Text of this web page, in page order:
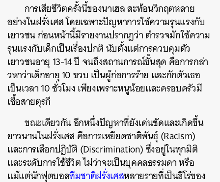
การเสียชีวิตครั้งนี้ของนาเฮล สะท้อนวิกฤตหลาย
อย่างในฝรั่งเศส โดยเฉพาะปัญหาการใช้ความรุนแรงกับ
เยาวชน ก่อนหน้านี้มีรายงานปรากฏว่า ตำรวจมักใช้ความ
รุนแรงกับเด็กเป็นเรื่องปกติ นับตั้งแต่การควบคุมตัว
เยาวชนอายุ 13-14 ปี จนถึงสถานการณ์ขั้นสุด คือการกล่า
วหาว่าเด็กอายุ 10 ขวบ เป็นผู้ก่อการร้าย และกักตัวเธอ
เป็นเวลา 10 ชั่วโมง เพียงเพราะหนูน้อยและครอบครัวมี
เชื้อสายตุรกี
ขณะเดียวกัน อีกหนึ่งปัญหาที่ยังเด่นชัดและเกิดขึ้น
ยาวนานในฝรั่งเศส คือการเหยียดชาติพันธุ์ (Racism)
และการเลือกปฏิบัติ (Discrimination) ซึ่งอยู่ในทุกมิติ
และระดับการใช้ชีวิต ไม่ว่าจะเป็นบุคคลธรรมดา หรือ
แม้แต่นักฟุตบอลทีมชาติฝรั่งเศสหลายรายที่เป็นฮีโร่ของ